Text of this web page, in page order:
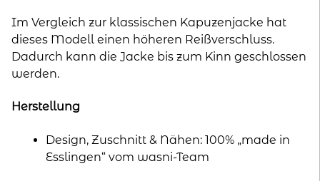
Im Vergleich zur klassischen Kapuzenjacke hat
dieses Modell einen höheren Reißverschluss.
Dadurch kann die Jacke bis zum Kinn geschlossen
werden.
Herstellung
Design, Zuschnitt & Nähen: 100% „made in
Esslingen“ vom wasni-Team